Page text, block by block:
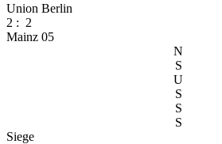
Union Berlin
2 : 2
Mainz 05
N
S
U
S
S
S
Siege